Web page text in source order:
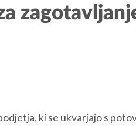
ki se ukvarjajo s